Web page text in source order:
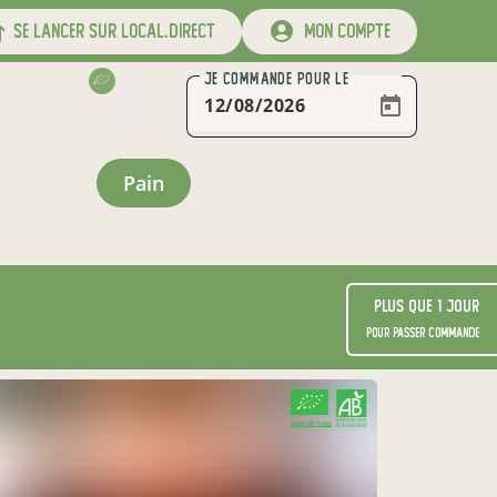
se lancer sur local.direct mon compte
JE COMMANDE POUR LE
pain
Plus que 1 jour
pour passer commande
CERTIFIÉ PAR FR-BIO-09
AGRICULTURE FRANCE